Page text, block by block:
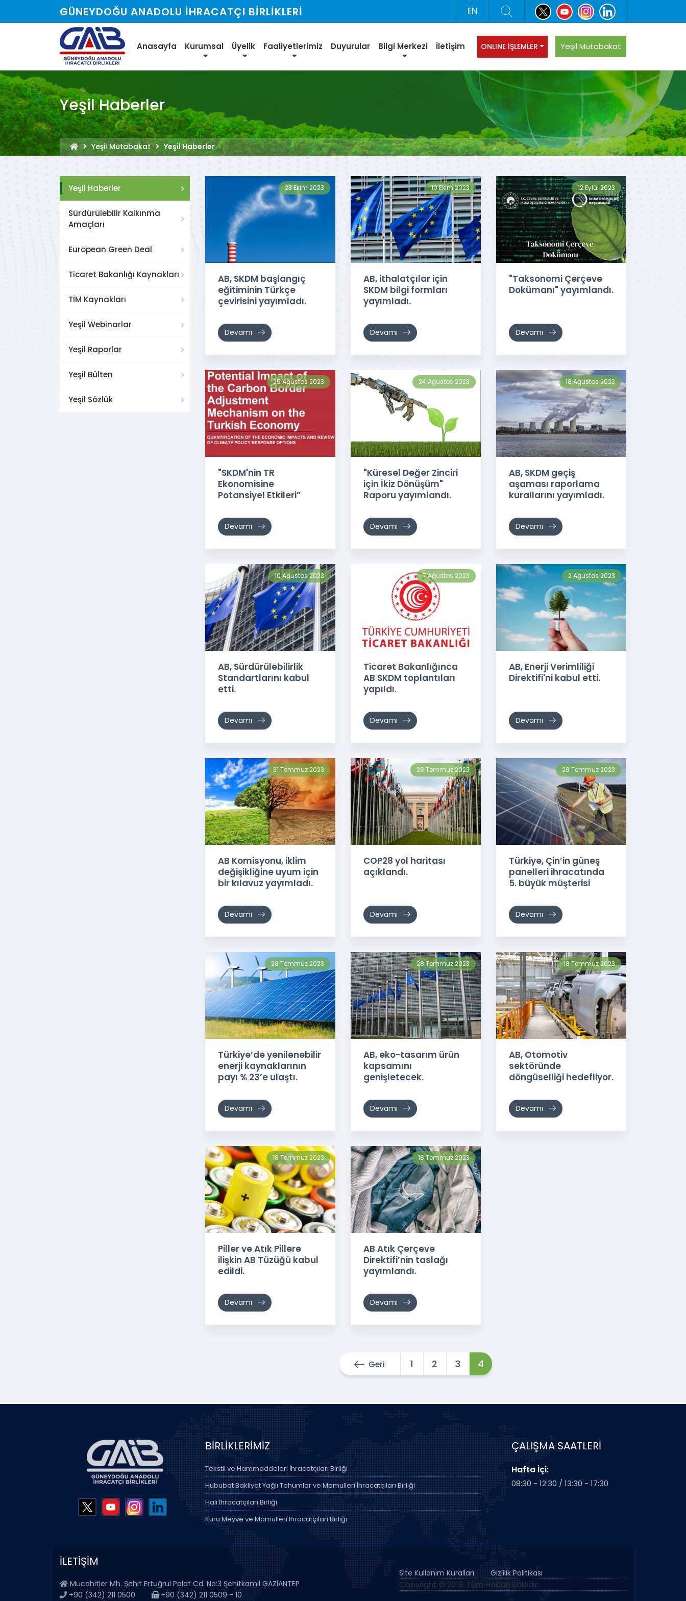
GÜNEYDOĞU ANADOLU İHRACATÇI BİRLİKLERİ EN
Anasayfa Kurumsal Üyelik Faaliyetlerimiz Duyurular Bilgi Merkezi İletişim ONLINE İŞLEMLER Yeşil Mutabakat
Yeşil Haberler
Yeşil Mutabakat Yeşil Haberler
Yeşil Haberler
Sürdürülebilir Kalkınma
Amaçları
European Green Deal
Ticaret Bakanlığı Kaynakları
TİM Kaynakları
Yeşil Webinarlar
Yeşil Raporlar
Yeşil Bülten
Yeşil Sözlük
23 Ekim 2023
AB, SKDM başlangıç
eğitiminin Türkçe
çevirisini yayımladı.
Devamı
10 Ekim 2023
AB, ithalatçılar için
SKDM bilgi formları
yayımladı.
Devamı
12 Eylül 2023
"Taksonomi Çerçeve
Dokümanı" yayımlandı.
Devamı
25 Ağustos 2023
"SKDM'nin TR
Ekonomisine
Potansiyel Etkileri”
yayımlanmıştır.
Devamı
24 Ağustos 2023
"Küresel Değer Zinciri
için İkiz Dönüşüm"
Raporu yayımlandı.
Devamı
18 Ağustos 2023
AB, SKDM geçiş
aşaması raporlama
kurallarını yayımladı.
Devamı
10 Ağustos 2023
AB, Sürdürülebilirlik
Standartlarını kabul
etti.
Devamı
7 Ağustos 2023
Ticaret Bakanlığınca
AB SKDM toplantıları
yapıldı.
Devamı
2 Ağustos 2023
AB, Enerji Verimliliği
Direktifi'ni kabul etti.
Devamı
31 Temmuz 2023
AB Komisyonu, iklim
değişikliğine uyum için
bir kılavuz yayımladı.
Devamı
28 Temmuz 2023
COP28 yol haritası
açıklandı.
Devamı
28 Temmuz 2023
Türkiye, Çin’in güneş
panelleri ihracatında
5. büyük müşterisi
Devamı
28 Temmuz 2023
Türkiye’de yenilenebilir
enerji kaynaklarının
payı % 23’e ulaştı.
Devamı
28 Temmuz 2023
AB, eko-tasarım ürün
kapsamını
genişletecek.
Devamı
18 Temmuz 2023
AB, Otomotiv
sektöründe
döngüselliği hedefliyor.
Devamı
18 Temmuz 2023
Piller ve Atık Pillere
ilişkin AB Tüzüğü kabul
edildi.
Devamı
18 Temmuz 2023
AB Atık Çerçeve
Direktifi’nin taslağı
yayımlandı.
Devamı
Geri 1 2 3 4
BİRLİKLERİMİZ
Tekstil ve Hammaddeleri İhracatçıları Birliği
Hububat Bakliyat Yağlı Tohumlar ve Mamulleri İhracatçıları Birliği
Halı İhracatçıları Birliği
Kuru Meyve ve Mamulleri İhracatçıları Birliği
ÇALIŞMA SAATLERİ
Hafta İçi:
08:30 - 12:30 / 13:30 - 17:30
İLETİŞİM
Mücahitler Mh. Şehit Ertuğrul Polat Cd. No:3 Şehitkamil GAZİANTEP
+90 (342) 211 0500
+90 (342) 211 0509 - 10
Site Kullanım Kuralları Gizlilik Politikası
Copyright © 2019. Tüm Hakları Saklıdır.